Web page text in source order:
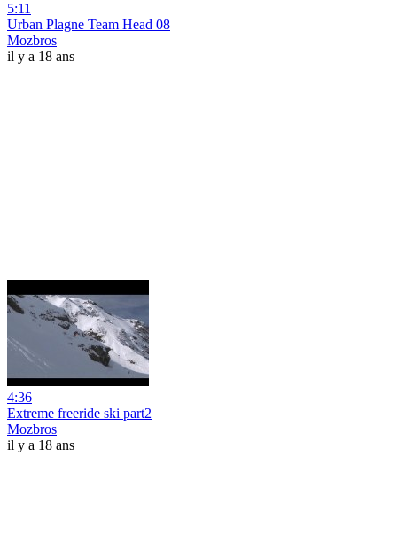
5:11
Urban Plagne Team Head 08
Mozbros
il y a 18 ans
4:36
Extreme freeride ski part2
Mozbros
il y a 18 ans